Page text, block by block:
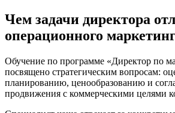
Чем задачи директора
операционного
Обучение по программе «Директор по
посвящено стратегическим вопросам:
планированию, ценообразованию и
продвижения с коммерческими целями